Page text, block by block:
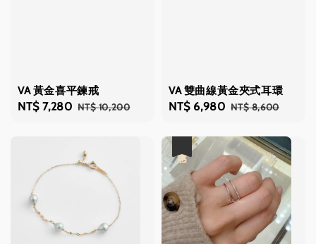
VA 黃金喜平鍊戒
Sale
NT$ 7,280 Regular
NT$ 10,200
VA 雙曲線黃金夾式耳環
Sale
NT$ 6,980 Regular
NT$ 8,600